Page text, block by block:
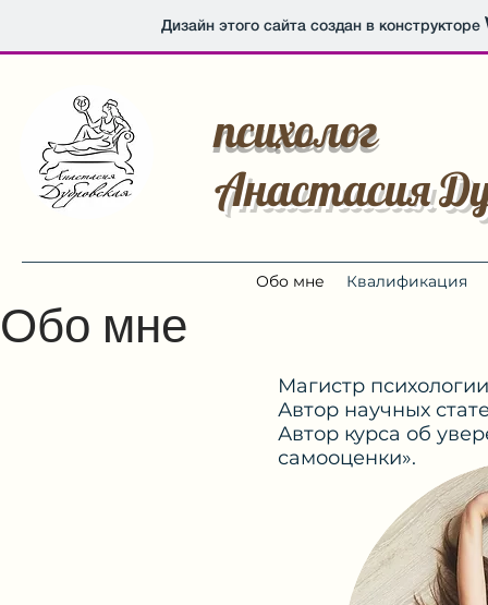
Дизайн этого сайта создан в конструкторе
психолог
Анастасия
Обо мне Квалификация
Обо мне
Магистр
Автор научных
Автор курса об
самооценки».